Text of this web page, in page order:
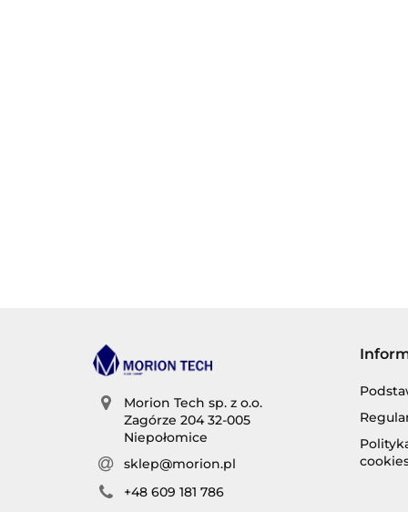
Morion Tech sp. z o.o.
Zagórze 204 32-005
Niepołomice
sklep@morion.pl
+48 609 181 786